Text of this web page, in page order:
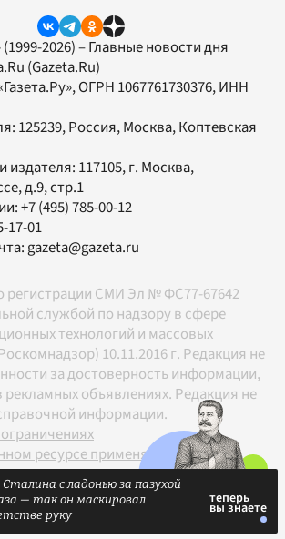
2026) – Главные новости дня
(Gazeta.Ru)
, ОГРН 1067761730376, ИНН
125239, Россия, Москва, Коптевская
издателя: 117105, г. Москва,
д.9, стр.1
+7 (495) 785-00-12
17-01
gazeta@gazeta.ru
регистрации СМИ Эл № ФС77-67642
службой по надзору в сфере
технологий и массовых
10.11.2016 г. Редакция не
за достоверность информации,
объявлениях. Редакция не
информации.
ресурсе применяются
технологии в соответствии с
с ладонью за пазухой
— так он маскировал
руку